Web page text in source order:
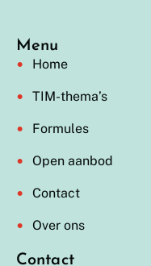
Contact
Menu
Home
TIM-thema’s
Formules
Open aanbod
Contact
Over ons